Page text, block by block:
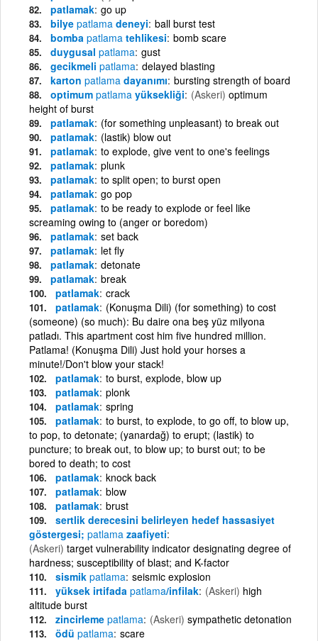
patlamak go up
bilye patlama deneyi ball burst test
bomba patlama tehlikesi bomb scare
duygusal patlama gust
gecikmeli patlama delayed blasting
karton patlama dayanımı bursting strength of board
optimum patlama yüksekliği (Askeri) optimum
height of burst
patlamak (for something unpleasant) to break out
patlamak (lastik) blow out
patlamak to explode, give vent to one's feelings
patlamak plunk
patlamak to split open; to burst open
patlamak go pop
patlamak to be ready to explode or feel like
screaming owing to (anger or boredom)
patlamak set back
patlamak let fly
patlamak detonate
patlamak break
patlamak crack
patlamak (Konuşma Dili) (for something) to cost
(someone) (so much): Bu daire ona beş yüz milyona
patladı. This apartment cost him five hundred million.
Patlama! (Konuşma Dili) Just hold your horses a
minute!/Don't blow your stack!
patlamak to burst, explode, blow up
patlamak plonk
patlamak spring
patlamak to burst, to explode, to go off, to blow up,
to pop, to detonate; (yanardağ) to erupt; (lastik) to
puncture; to break out, to blow up; to burst out; to be
bored to death; to cost
patlamak knock back
patlamak blow
patlamak brust
sertlik derecesini belirleyen hedef hassasiyet
göstergesi; patlama zaafiyeti
(Askeri) target vulnerability indicator designating degree of
hardness; susceptibility of blast; and K-factor
sismik patlama seismic explosion
yüksek irtifada patlama/infilak (Askeri) high
altitude burst
zincirleme patlama (Askeri) sympathetic detonation
ödü patlama scare